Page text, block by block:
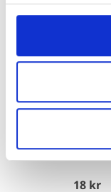
MeraHegas
18 kr